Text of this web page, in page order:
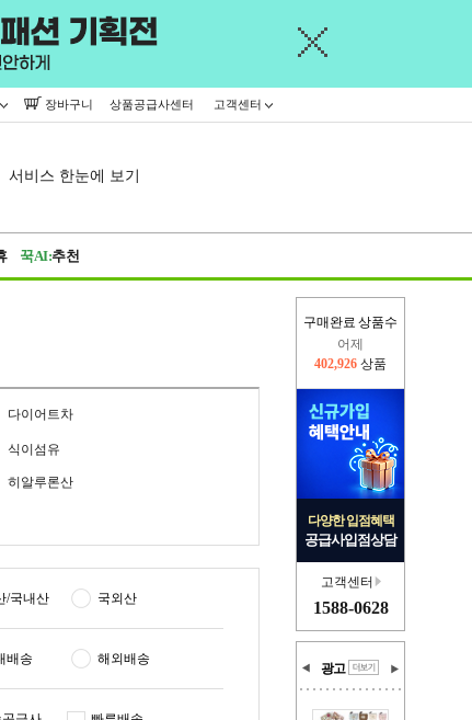
장바구니 상품공급사센터 고객센터
서비스 한눈에 보기
꾹AI:추천
구매완료 상품수
어제
402,926상품
오늘(현재)
428,790 상품
다양한 입점혜택
공급사입점상담
고객센터
1588-0628
광고
다이어트차
식이섬유
히알루론산
/국내산 국외산
배송 해외배송